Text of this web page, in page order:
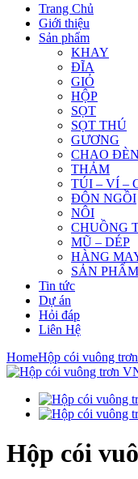
Trang Chủ
Giới thiệu
Sản phẩm
KHAY
ĐĨA
GIỎ
HỘP
SỌT
SỌT THÚ
GƯƠNG
CHAO ĐÈN
THẢM
TÚI – VÍ –
ĐÔN NGỒI
NÔI
CHUỒNG
MŨ – DÉP
HÀNG
SẢN
Tin tức
Dự án
Hỏi đáp
Liên Hệ
HomeHộp cói vuông
Hộp cói